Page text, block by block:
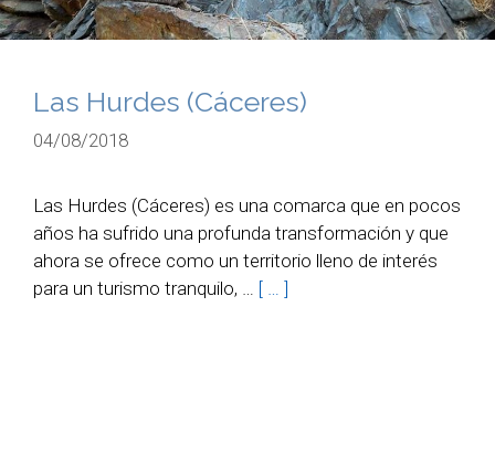
Las Hurdes (Cáceres)
04/08/2018
Las Hurdes (Cáceres) es una comarca que en pocos
años ha sufrido una profunda transformación y que
ahora se ofrece como un territorio lleno de interés
para un turismo tranquilo, … [ … ]